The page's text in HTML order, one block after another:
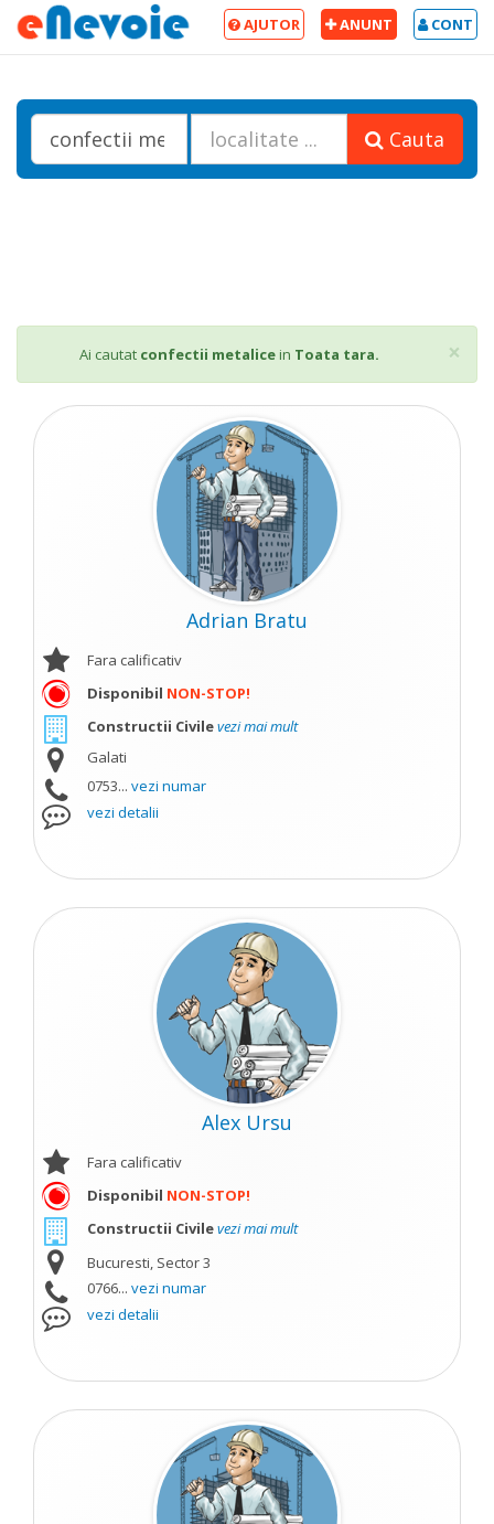
CONT
ANUNT
AJUTOR
Cauta
×
Ai cautat confectii metalicein Toata tara.
Adrian Bratu
Fara calificativ
Disponibil NON-STOP!
Constructii Civilevezi mai mult
Galati
0753... vezi numar
vezi detalii
Alex Ursu
Fara calificativ
Disponibil NON-STOP!
Constructii Civilevezi mai mult
Bucuresti, Sector 3
0766... vezi numar
vezi detalii